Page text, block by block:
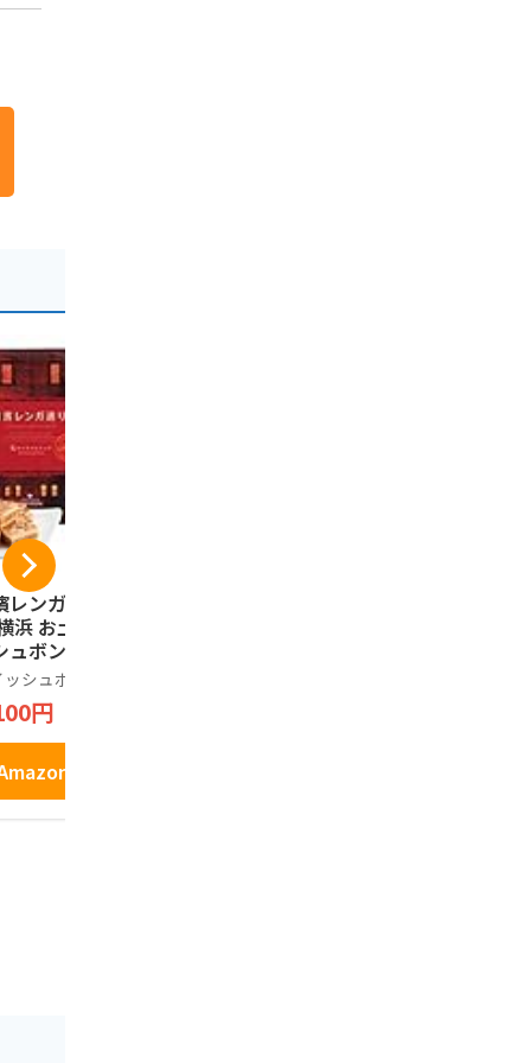
レンガ通り12個
浜 お土産 ウイ
ュボン お取り寄
フト 贈答用 お
焼菓子 お年賀
元 お歳暮 帰省
プレゼント お
シュボン
円
で見る